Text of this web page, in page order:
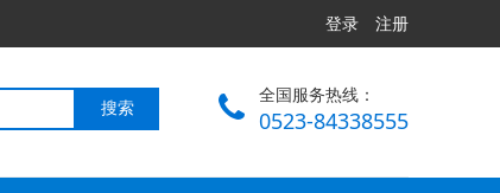
登录 注册
全国服务热线：
0523-84338555
搜索